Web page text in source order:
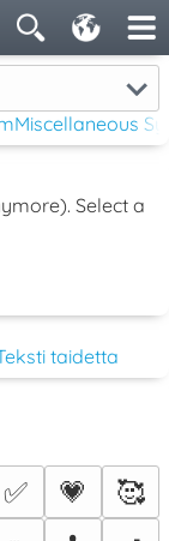
Miscellaneous
Select a
taidetta
✅ 💗
🥰